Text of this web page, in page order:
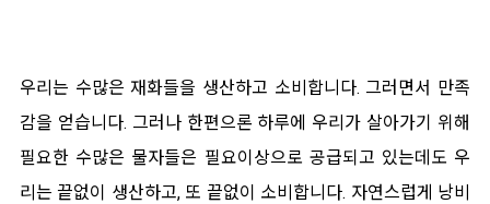
우리는 수많은 재화들을 생산하고 소비합니다. 그러면서 만족
감을 얻습니다. 그러나 한편으론 하루에 우리가 살아가기 위해
필요한 수많은 물자들은 필요이상으로 공급되고 있는데도 우
리는 끝없이 생산하고, 또 끝없이 소비합니다. 자연스럽게 낭비